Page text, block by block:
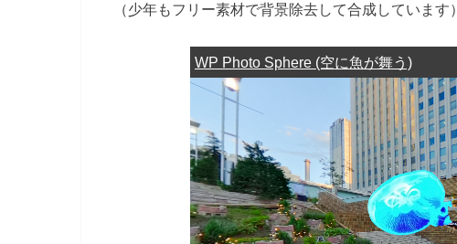
（少年もフリー素材で背景除去して合成しています）
WP Photo Sphere (空に魚が舞う)